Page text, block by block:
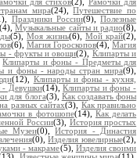
для стихов(2), Рамочки для
мира(24),Путешествие по
Праздники России(9),Полезные
(4),Музыкальные сайты и радио(8),
(5),Моя жизнь(6),Мой край(2),
(6), Магия Гороскопов(4),Магия
- фрукты и овощи(2), Клипарты и
Клипарты и фоны - Предметы для
и фоны - народы стран мира(9),
(12), Клипарты и фоны - кухня,
- Девушки(14),Клипарты и фоны -
для блога(3), Как создавать фоны
разных сайтах(3), Как правильно
в фотошопе(14), Как делать
России(3), История простых
Музеи(0),История - Династия
(0),Изделия ювелирные(2),
- макраме(5), Изделия своими